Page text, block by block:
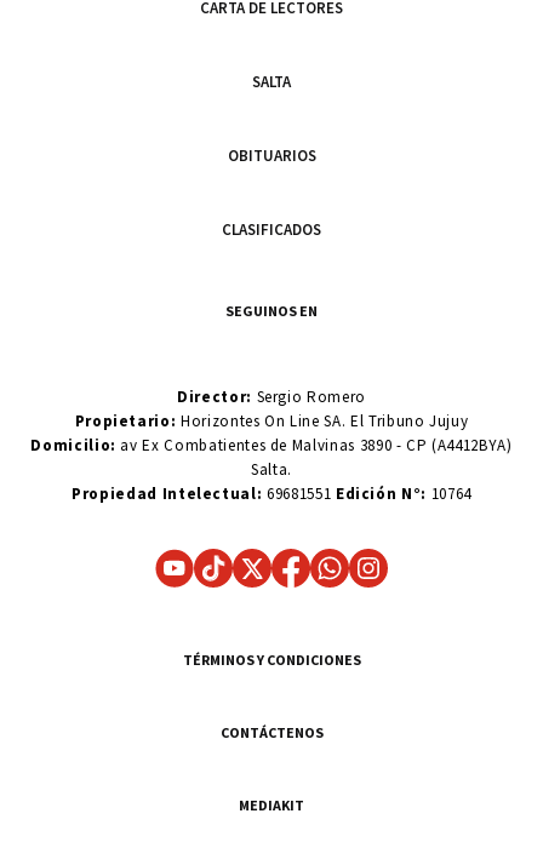
CARTA DE LECTORES
SALTA
OBITUARIOS
CLASIFICADOS
SEGUINOS EN
Director: Sergio Romero
Propietario:Horizontes On Line SA. El Tribuno Jujuy
Domicilio: av Ex Combatientes de Malvinas 3890 - CP (A4412BYA)
Salta.
Propiedad Intelectual: 69681551 Edición N°: 10764
TÉRMINOS Y CONDICIONES
CONTÁCTENOS
MEDIAKIT